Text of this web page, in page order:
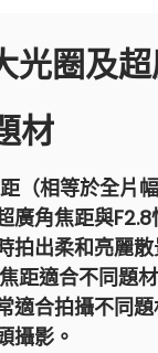
光圈及
材
（相等於全片
廣角焦距與
拍出柔和亮麗
距適合不同題
適合拍攝不同
攝影。